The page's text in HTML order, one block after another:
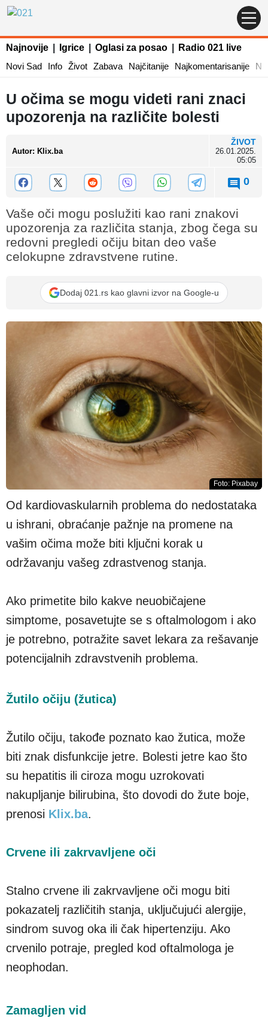
Najnovije Igrice Oglasi za posao
Radio 021 live
Novi Sad
Info Život Zabava Najčitanije Najkomentarisanije
U očima se mogu videti rani znaci
upozorenja na različite bolesti
Autor: Klix.ba
ŽIVOT
26.01.2025.
05:05
0
Vaše oči mogu poslužiti kao rani znakovi
upozorenja za različita stanja, zbog čega su
redovni pregledi očiju bitan deo vaše
celokupne zdravstvene rutine.
Dodaj 021.rs kao glavni izvor na Google-u
Foto: Pixabay
Od kardiovaskularnih problema do nedostataka
u ishrani, obraćanje pažnje na promene na
vašim očima može biti ključni korak u
održavanju vašeg zdrastvenog stanja.
Ako primetite bilo kakve neuobičajene
simptome, posavetujte se s oftalmologom i ako
je potrebno, potražite savet lekara za rešavanje
potencijalnih zdravstvenih problema.
Žutilo očiju (žutica)
Žutilo očiju, takođe poznato kao žutica, može
biti znak disfunkcije jetre. Bolesti jetre kao što
su hepatitis ili ciroza mogu uzrokovati
nakupljanje bilirubina, što dovodi do žute boje,
prenosi Klix.ba.
Crvene ili zakrvavljene oči
Stalno crvene ili zakrvavljene oči mogu biti
pokazatelj različitih stanja, uključujući alergije,
sindrom suvog oka ili čak hipertenziju. Ako
crvenilo potraje, pregled kod oftalmologa je
neophodan.
Zamagljen vid